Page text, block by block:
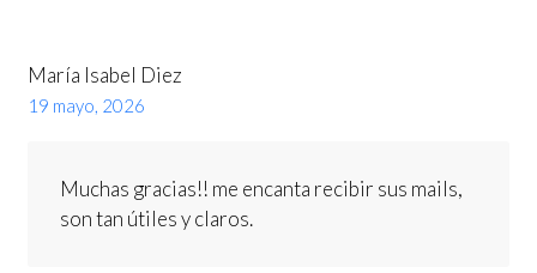
María Isabel Diez
19 mayo, 2026
Muchas gracias!! me encanta recibir sus mails,
son tan útiles y claros.